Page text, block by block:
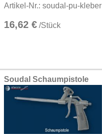
Artikel-Nr.: soudal-pu-kleber
16,62 € /Stück
Soudal Schaumpistole